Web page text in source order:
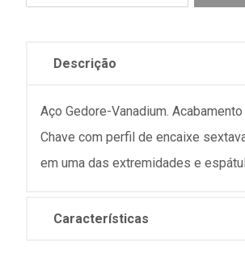
Descrição
Aço Gedore-Vanadium.
Chave com perfil de encaixe
em uma das extremidades e
Características